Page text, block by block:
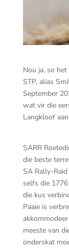
Nou ja, so
STP, alias
September
wat vir die
Langkloof
SARR
die beste
SA Rally-
selfs die
die kus
Paaie is
meeste van
onderskat